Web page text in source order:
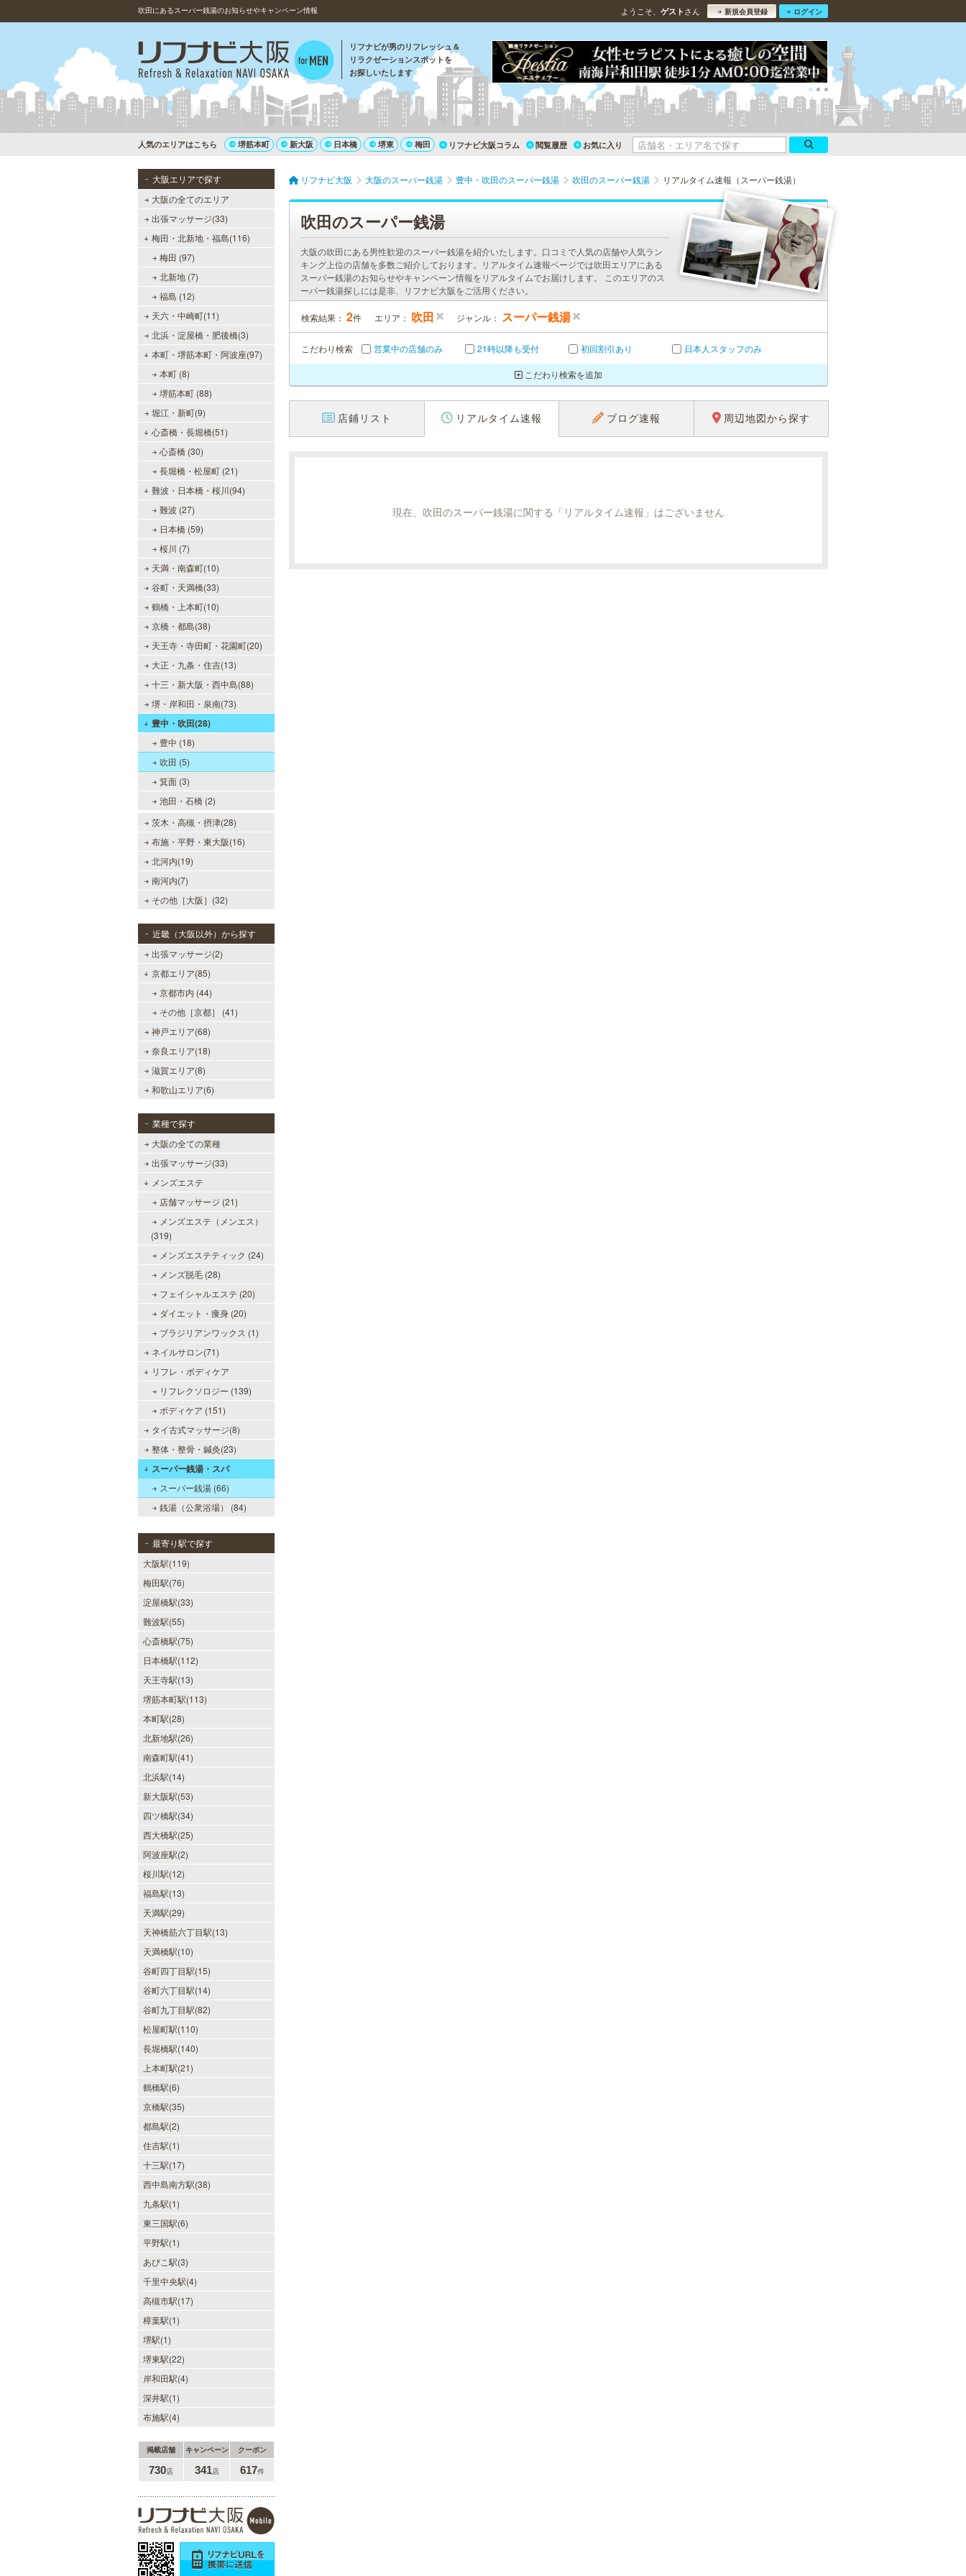
吹田にあるスーパー銭湯のお知らせやキャンペーン情報 ようこそ、 ゲスト さん 新規会員登録 ログイン
リフナビが男のリフレッシュ＆
リラクゼーションスポットを
お探しいたします
人気のエリアはこちら 堺筋本町 新大阪 日本橋 堺東 梅田 リフナビ大阪コラム 閲覧履歴 お気に入り
大阪エリアで探す
大阪の全てのエリア
出張マッサージ(33)
梅田・北新地・福島(116)
梅田 (97)
北新地 (7)
福島 (12)
天六・中崎町(11)
北浜・淀屋橋・肥後橋(3)
本町・堺筋本町・阿波座(97)
本町 (8)
堺筋本町 (88)
堀江・新町(9)
心斎橋・長堀橋(51)
心斎橋 (30)
長堀橋・松屋町 (21)
難波・日本橋・桜川(94)
難波 (27)
日本橋 (59)
桜川 (7)
天満・南森町(10)
谷町・天満橋(33)
鶴橋・上本町(10)
京橋・都島(38)
天王寺・寺田町・花園町(20)
大正・九条・住吉(13)
十三・新大阪・西中島(88)
堺・岸和田・泉南(73)
豊中・吹田(28)
豊中 (18)
吹田 (5)
箕面 (3)
池田・石橋 (2)
茨木・高槻・摂津(28)
布施・平野・東大阪(16)
北河内(19)
南河内(7)
その他［大阪］(32)
近畿（大阪以外）から探す
出張マッサージ(2)
京都エリア(85)
京都市内 (44)
その他［京都］ (41)
神戸エリア(68)
奈良エリア(18)
滋賀エリア(8)
和歌山エリア(6)
業種で探す
大阪の全ての業種
出張マッサージ(33)
メンズエステ
店舗マッサージ (21)
メンズエステ（メンエス）
(319)
メンズエステティック (24)
メンズ脱毛 (28)
フェイシャルエステ (20)
ダイエット・痩身 (20)
ブラジリアンワックス (1)
ネイルサロン(71)
リフレ・ボディケア
リフレクソロジー (139)
ボディケア (151)
タイ古式マッサージ(8)
整体・整骨・鍼灸(23)
スーパー銭湯・スパ
スーパー銭湯 (66)
銭湯（公衆浴場） (84)
最寄り駅で探す
大阪駅(119)
梅田駅(76)
淀屋橋駅(33)
難波駅(55)
心斎橋駅(75)
日本橋駅(112)
天王寺駅(13)
堺筋本町駅(113)
本町駅(28)
北新地駅(26)
南森町駅(41)
北浜駅(14)
新大阪駅(53)
四ツ橋駅(34)
西大橋駅(25)
阿波座駅(2)
桜川駅(12)
福島駅(13)
天満駅(29)
天神橋筋六丁目駅(13)
天満橋駅(10)
谷町四丁目駅(15)
谷町六丁目駅(14)
谷町九丁目駅(82)
松屋町駅(110)
長堀橋駅(140)
上本町駅(21)
鶴橋駅(6)
京橋駅(35)
都島駅(2)
住吉駅(1)
十三駅(17)
西中島南方駅(38)
九条駅(1)
東三国駅(6)
平野駅(1)
あびこ駅(3)
千里中央駅(4)
高槻市駅(17)
樟葉駅(1)
堺駅(1)
堺東駅(22)
岸和田駅(4)
深井駅(1)
布施駅(4)
掲載店舗 キャンペーン クーポン
730店 341店 617件
リフナビ大阪 大阪のスーパー銭湯 豊中・吹田のスーパー銭湯 吹田のスーパー銭湯 リアルタイム速報（スーパー銭湯）
吹田のスーパー銭湯
大阪の吹田にある男性歓迎のスーパー銭湯を紹介いたします。口コミで人気の店舗や人気ラン
キング上位の店舗を多数ご紹介しております。リアルタイム速報ページでは吹田エリアにある
スーパー銭湯のお知らせやキャンペーン情報をリアルタイムでお届けします。 このエリアのス
ーパー銭湯探しには是非、リフナビ大阪をご活用ください。
検索結果： 2件 エリア： 吹田 ジャンル： スーパー銭湯
こだわり検索 営業中の店舗のみ 21時以降も受付 初回割引あり 日本人スタッフのみ
こだわり検索を追加
店鋪リスト リアルタイム速報 ブログ速報 周辺地図から探す
現在、吹田のスーパー銭湯に関する「リアルタイム速報」はございません